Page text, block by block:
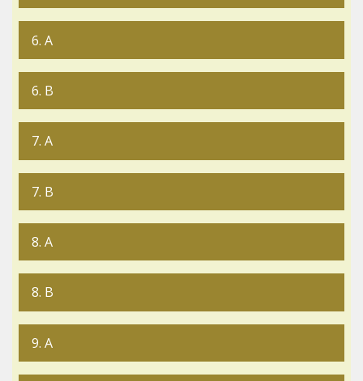
6. A
6. B
7. A
7. B
8. A
8. B
9. A